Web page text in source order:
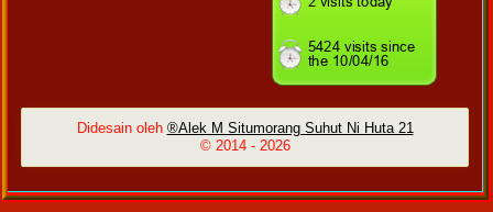
Didesain oleh ®Alek M Situmorang Suhut Ni Huta 21
© 2014 - 2026